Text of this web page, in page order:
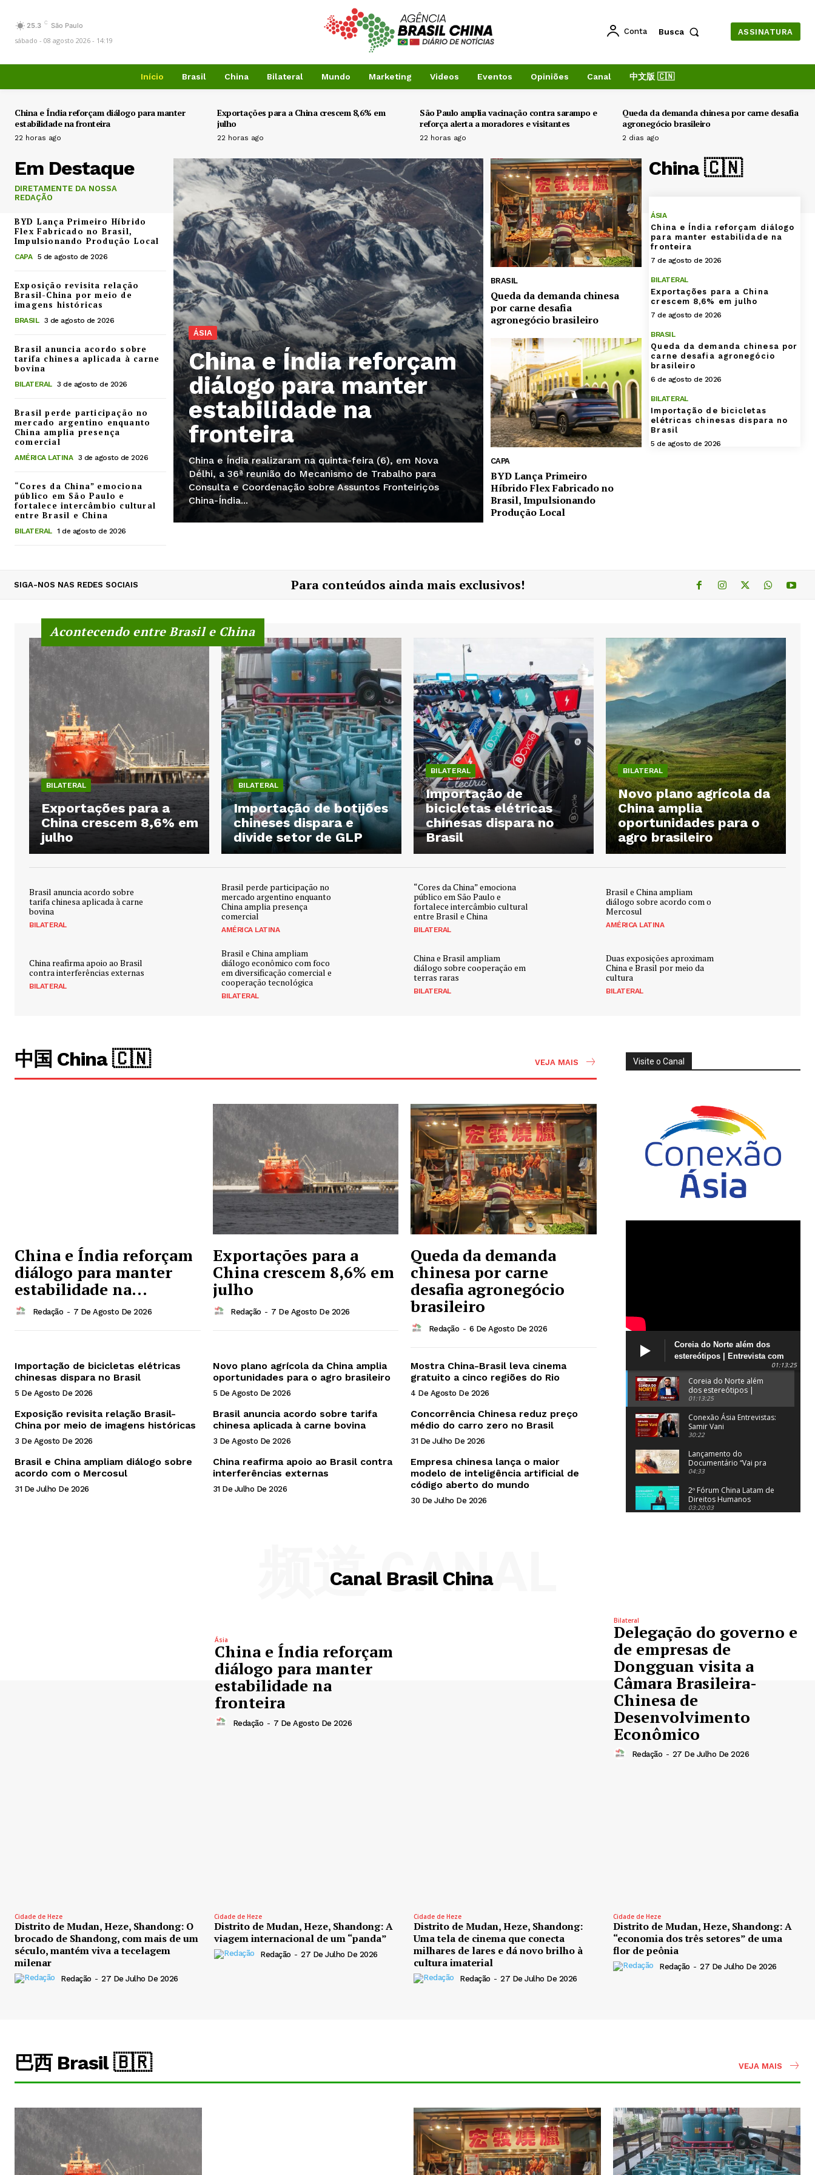
25.3 C São Paulo
sábado - 08 agosto 2026 - 14:19
Conta Busca ASSINATURA
Início Brasil China Bilateral Mundo Marketing Videos Eventos Opiniões Canal 中文版 🇨🇳
China e Índia reforçam diálogo para manter
estabilidade na fronteira
22 horas ago
Exportações para a China crescem 8,6% em
julho
22 horas ago
São Paulo amplia vacinação contra sarampo e
reforça alerta a moradores e visitantes
22 horas ago
Queda da demanda chinesa por carne desafia
agronegócio brasileiro
2 dias ago
Em Destaque
DIRETAMENTE DA NOSSA
REDAÇÃO
BYD Lança Primeiro Híbrido
Flex Fabricado no Brasil,
Impulsionando Produção Local
CAPA 5 de agosto de 2026
Exposição revisita relação
Brasil-China por meio de
imagens históricas
BRASIL 3 de agosto de 2026
Brasil anuncia acordo sobre
tarifa chinesa aplicada à carne
bovina
BILATERAL 3 de agosto de 2026
Brasil perde participação no
mercado argentino enquanto
China amplia presença
comercial
AMÉRICA LATINA 3 de agosto de 2026
“Cores da China” emociona
público em São Paulo e
fortalece intercâmbio cultural
entre Brasil e China
BILATERAL 1 de agosto de 2026
ÁSIA
China e Índia reforçam
diálogo para manter
estabilidade na
fronteira
China e Índia realizaram na quinta-feira (6), em Nova
Délhi, a 36ª reunião do Mecanismo de Trabalho para
Consulta e Coordenação sobre Assuntos Fronteiriços
China-Índia...
BRASIL
Queda da demanda chinesa
por carne desafia
agronegócio brasileiro
CAPA
BYD Lança Primeiro
Híbrido Flex Fabricado no
Brasil, Impulsionando
Produção Local
China 🇨🇳
ÁSIA
China e Índia reforçam diálogo
para manter estabilidade na
fronteira
7 de agosto de 2026
BILATERAL
Exportações para a China
crescem 8,6% em julho
7 de agosto de 2026
BRASIL
Queda da demanda chinesa por
carne desafia agronegócio
brasileiro
6 de agosto de 2026
BILATERAL
Importação de bicicletas
elétricas chinesas dispara no
Brasil
5 de agosto de 2026
SIGA-NOS NAS REDES SOCIAIS Para conteúdos ainda mais exclusivos!
Acontecendo entre Brasil e China
BILATERAL
Exportações para a
China crescem 8,6% em
julho
BILATERAL
Importação de botijões
chineses dispara e
divide setor de GLP
BILATERAL
Importação de
bicicletas elétricas
chinesas dispara no
Brasil
BILATERAL
Novo plano agrícola da
China amplia
oportunidades para o
agro brasileiro
Brasil anuncia acordo sobre
tarifa chinesa aplicada à carne
bovina
BILATERAL
Brasil perde participação no
mercado argentino enquanto
China amplia presença
comercial
AMÉRICA LATINA
“Cores da China” emociona
público em São Paulo e
fortalece intercâmbio cultural
entre Brasil e China
BILATERAL
Brasil e China ampliam
diálogo sobre acordo com o
Mercosul
AMÉRICA LATINA
China reafirma apoio ao Brasil
contra interferências externas
BILATERAL
Brasil e China ampliam
diálogo econômico com foco
em diversificação comercial e
cooperação tecnológica
BILATERAL
China e Brasil ampliam
diálogo sobre cooperação em
terras raras
BILATERAL
Duas exposições aproximam
China e Brasil por meio da
cultura
BILATERAL
中国 China 🇨🇳 VEJA MAIS
China e Índia reforçam
diálogo para manter
estabilidade na...
Redação - 7 De Agosto De 2026
Exportações para a
China crescem 8,6% em
julho
Redação - 7 De Agosto De 2026
Queda da demanda
chinesa por carne
desafia agronegócio
brasileiro
Redação - 6 De Agosto De 2026
Importação de bicicletas elétricas
chinesas dispara no Brasil
5 De Agosto De 2026
Novo plano agrícola da China amplia
oportunidades para o agro brasileiro
5 De Agosto De 2026
Mostra China-Brasil leva cinema
gratuito a cinco regiões do Rio
4 De Agosto De 2026
Exposição revisita relação Brasil-
China por meio de imagens históricas
3 De Agosto De 2026
Brasil anuncia acordo sobre tarifa
chinesa aplicada à carne bovina
3 De Agosto De 2026
Concorrência Chinesa reduz preço
médio do carro zero no Brasil
31 De Julho De 2026
Brasil e China ampliam diálogo sobre
acordo com o Mercosul
31 De Julho De 2026
China reafirma apoio ao Brasil contra
interferências externas
31 De Julho De 2026
Empresa chinesa lança o maior
modelo de inteligência artificial de
código aberto do mundo
30 De Julho De 2026
Visite o Canal
Coreia do Norte além dos
estereótipos | Entrevista com
01:13:25
Coreia do Norte além
dos estereótipos |
Entrevista com Prof.
Lucas Rubio
01:13:25
Conexão Ásia Entrevistas:
Samir Vani
30:22
Lançamento do
Documentário “Vai pra
China, Eduardo!”
04:33
2º Fórum China Latam de
Direitos Humanos
03:20:03
Canal Brasil China
频道 CANAL
Ásia
China e Índia reforçam
diálogo para manter
estabilidade na
fronteira
Redação - 7 De Agosto De 2026
Bilateral
Delegação do governo e
de empresas de
Dongguan visita a
Câmara Brasileira-
Chinesa de
Desenvolvimento
Econômico
Redação - 27 De Julho De 2026
Cidade de Heze
Distrito de Mudan, Heze, Shandong: O
brocado de Shandong, com mais de um
século, mantém viva a tecelagem
milenar
Redação - 27 De Julho De 2026
Cidade de Heze
Distrito de Mudan, Heze, Shandong: A
viagem internacional de um “panda”
Redação - 27 De Julho De 2026
Cidade de Heze
Distrito de Mudan, Heze, Shandong:
Uma tela de cinema que conecta
milhares de lares e dá novo brilho à
cultura imaterial
Redação - 27 De Julho De 2026
Cidade de Heze
Distrito de Mudan, Heze, Shandong: A
“economia dos três setores” de uma
flor de peônia
Redação - 27 De Julho De 2026
巴西 Brasil 🇧🇷 VEJA MAIS